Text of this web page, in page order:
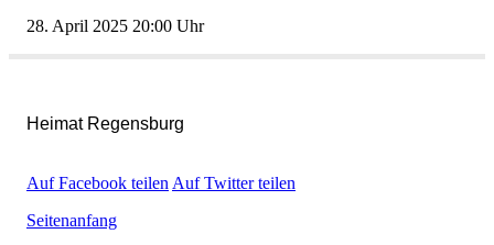
28.April202520:00Uhr
HeimatRegensburg
AufFacebookteilen AufTwitterteilen
Seitenanfang